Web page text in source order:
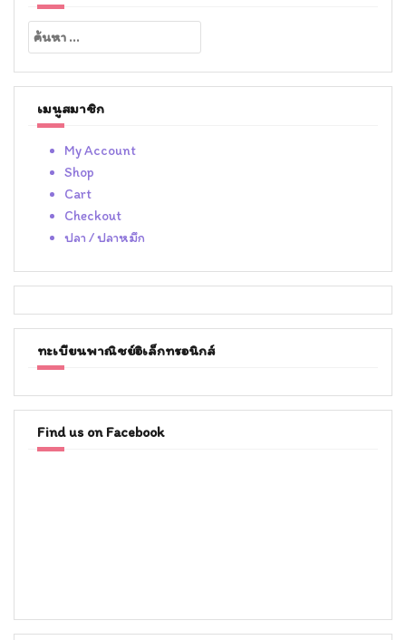
ค้นหา
สำหรับ:
เมนูสมาชิก
My Account
Shop
Cart
Checkout
ปลา / ปลาหมึก
ทะเบียนพาณิชย์อิเล็กทรอนิกส์
Find us on Facebook